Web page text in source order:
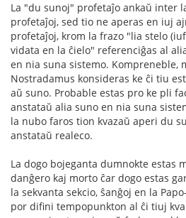
La "du sunoj" profetaĵo ankaŭ inter
profetaĵoj, sed tio ne aperas en iuj
profetaĵoj, krom la frazo "lia stelo
vidata en la ĉielo" referenciĝas al
en nia suna sistemo. Kompreneble,
Nostradamus konsideras ke ĉi tiu
aŭ suno. Probable estas pro ke pli
anstataŭ alia suno en nia suna
la nubo faros tion kvazaŭ aperi du
anstataŭ realeco.
La dogo bojeganta dumnokte estas
danĝero kaj morto ĉar dogo estas
la sekvanta sekcio, ŝanĝoj en la
por difini tempopunkton al ĉi tiuj